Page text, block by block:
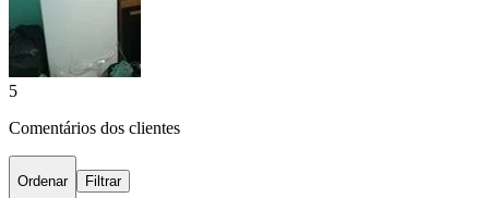
5
Comentários dos clientes
Ordenar Filtrar